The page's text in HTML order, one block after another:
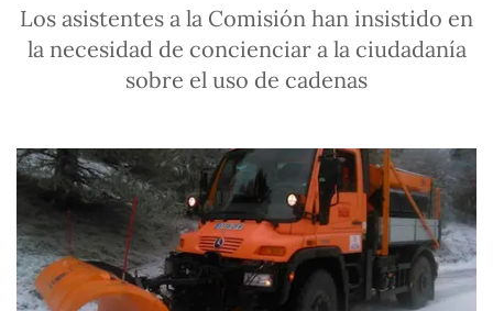
Los asistentes a la Comisión han insistido en
la necesidad de concienciar a la ciudadanía
sobre el uso de cadenas